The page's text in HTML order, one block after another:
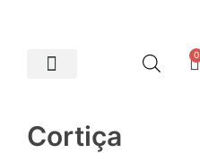
0
Cortiça